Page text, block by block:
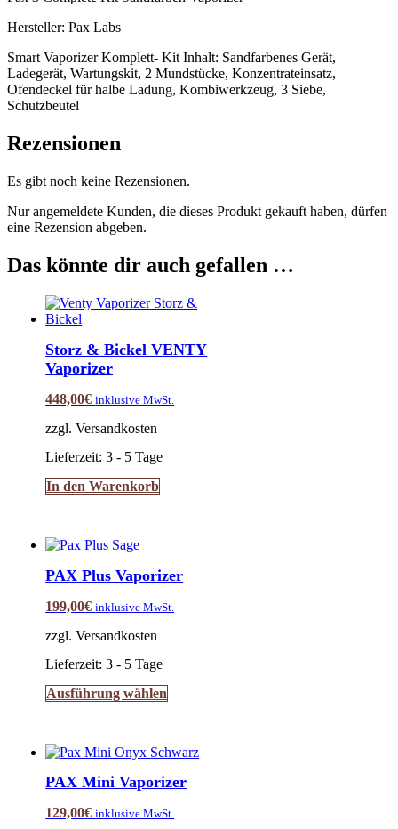
Hersteller: Pax Labs
Smart Vaporizer Komplett- Kit Inhalt: Sandfarbenes Gerät,
Ladegerät, Wartungskit, 2 Mundstücke, Konzentrateinsatz,
Ofendeckel für halbe Ladung, Kombiwerkzeug, 3 Siebe,
Schutzbeutel
Rezensionen
Es gibt noch keine Rezensionen.
Nur angemeldete Kunden, die dieses Produkt gekauft haben, dürfen
eine Rezension abgeben.
Das könnte dir auch gefallen …
Storz & Bickel VENTY
Vaporizer
448,00€ inklusive MwSt.
zzgl. Versandkosten
Lieferzeit:3 - 5 Tage
In den Warenkorb
PAX Plus Vaporizer
199,00€ inklusive MwSt.
zzgl. Versandkosten
Lieferzeit:3 - 5 Tage
Ausführung wählen
Varianten
Die
können
PAX Mini Vaporizer
129,00€ inklusive MwSt.